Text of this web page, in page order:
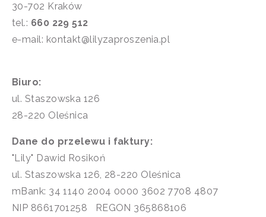
30-702 Kraków
tel.: 660 229 512
e-mail: kontakt@lilyzaproszenia.pl
Biuro:
ul. Staszowska 126
28-220 Oleśnica
Dane do przelewu i faktury:
"Lily" Dawid Rosikoń
ul. Staszowska 126, 28-220 Oleśnica
mBank: 34 1140 2004 0000 3602 7708 4807
NIP 8661701258 REGON 365868106